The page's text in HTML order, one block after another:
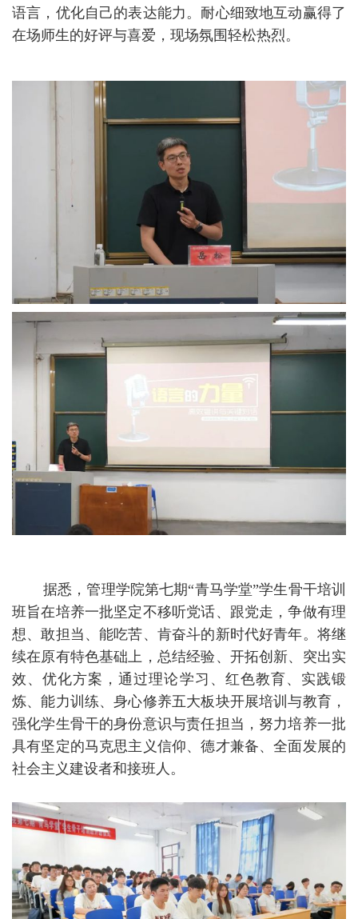
语言，优化自己的表达能力。耐心细致地互动赢得了
在场师生的好评与喜爱，现场氛围轻松热烈。
据悉，管理学院第七期“青马学堂”学生骨干培训
班旨在培养一批坚定不移听党话、跟党走，争做有理
想、敢担当、能吃苦、肯奋斗的新时代好青年。将继
续在原有特色基础上，总结经验、开拓创新、突出实
效、优化方案，通过理论学习、红色教育、实践锻
炼、能力训练、身心修养五大板块开展培训与教育，
强化学生骨干的身份意识与责任担当，努力培养一批
具有坚定的马克思主义信仰、德才兼备、全面发展的
社会主义建设者和接班人。